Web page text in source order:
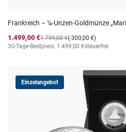
Frankreich – ¼-Unzen-Goldmünze
1.499,00 €
(-300,00 €)
1.799,00 €
30-Tage-Bestpreis: 1.499,00 €steuerfrei
Einzelangebot